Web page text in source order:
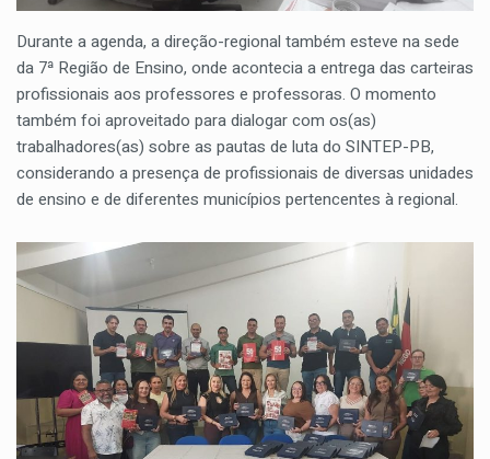
Durante a agenda, a direção-regional também esteve na sede
da 7ª Região de Ensino, onde acontecia a entrega das carteiras
profissionais aos professores e professoras. O momento
também foi aproveitado para dialogar com os(as)
trabalhadores(as) sobre as pautas de luta do SINTEP-PB,
considerando a presença de profissionais de diversas unidades
de ensino e de diferentes municípios pertencentes à regional.